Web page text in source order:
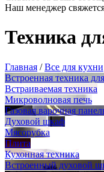
Наш менеджер
Техника
Главная /Все для кухни
Встроенная техника
Встраиваемая техника
Микроволновая печь
Газовая варочная
Духовой шкаф
Мясорубка
Плита
Кухонная техника
Встроенный духовой